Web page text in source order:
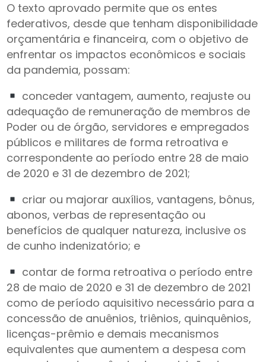
O texto aprovado permite que os entes
federativos, desde que tenham disponibilidade
orçamentária e financeira, com o objetivo de
enfrentar os impactos econômicos e sociais
da pandemia, possam:
conceder vantagem, aumento, reajuste ou
adequação de remuneração de membros de
Poder ou de órgão, servidores e empregados
públicos e militares de forma retroativa e
correspondente ao período entre 28 de maio
de 2020 e 31 de dezembro de 2021;
criar ou majorar auxílios, vantagens, bônus,
abonos, verbas de representação ou
benefícios de qualquer natureza, inclusive os
de cunho indenizatório; e
contar de forma retroativa o período entre
28 de maio de 2020 e 31 de dezembro de 2021
como de período aquisitivo necessário para a
concessão de anuênios, triênios, quinquênios,
licenças-prêmio e demais mecanismos
equivalentes que aumentem a despesa com